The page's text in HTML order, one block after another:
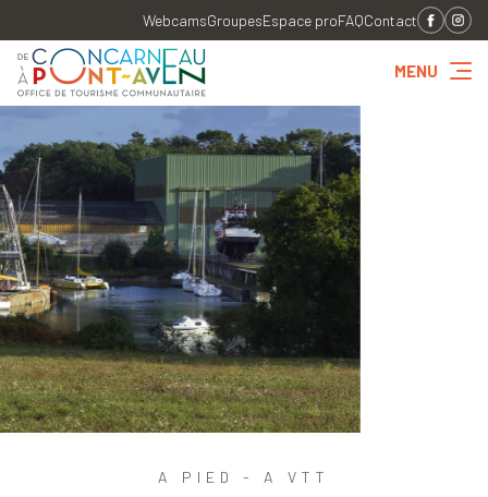
WebcamsGroupesEspace proFAQContact
MENU
A PIED - A VTT